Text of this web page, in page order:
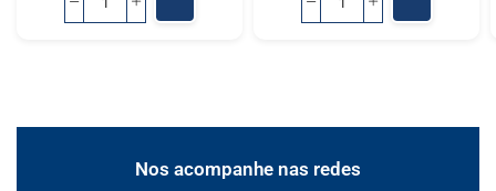
Nos acompanhe nas redes